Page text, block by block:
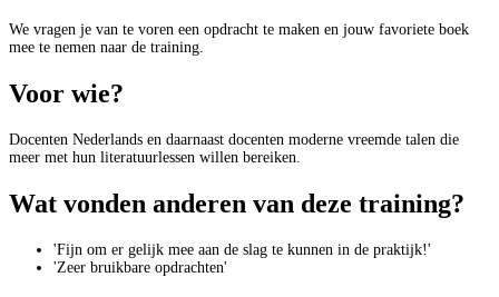
We vragen je van te voren een opdracht te maken en jouw favoriete boek
mee te nemen naar de training.
Voor wie?
Docenten Nederlands en daarnaast docenten moderne vreemde talen die
meer met hun literatuurlessen willen bereiken.
Wat vonden anderen van deze training?
'Fijn om er gelijk mee aan de slag te kunnen in de praktijk!'
'Zeer bruikbare opdrachten'